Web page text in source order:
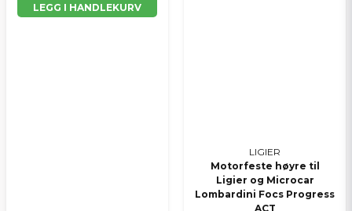
LEGG I HANDLEKURV
LIGIER
Motorfeste høyre til
Ligier og Microcar
Lombardini Focs Progress
ACT